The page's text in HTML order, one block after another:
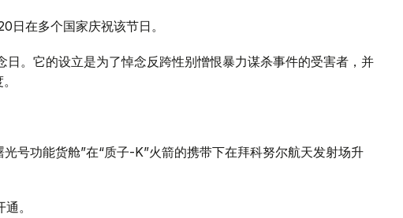
日在多个国家庆祝该节日。
日。它的设立是为了悼念反跨性别憎恨暴力谋杀事件的受害者，并
号功能货舱”在“质子-K”火箭的携带下在拜科努尔航天发射场升
。